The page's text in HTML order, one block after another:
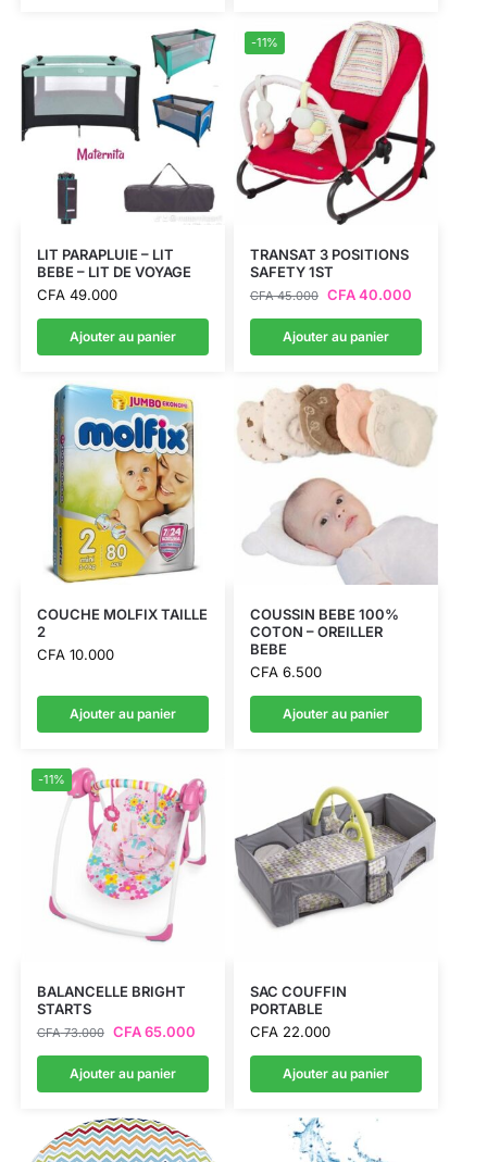
LIT PARAPLUIE – LIT
BEBE – LIT DE VOYAGE
CFA49.000
Ajouter au panier
-11%
TRANSAT 3 POSITIONS
SAFETY 1ST
CFA45.000 CFA40.000
Ajouter au panier
COUCHE MOLFIX TAILLE
2
CFA10.000
Ajouter au panier
COUSSIN BEBE 100%
COTON – OREILLER
BEBE
CFA6.500
Ajouter au panier
-11%
BALANCELLE BRIGHT
STARTS
CFA73.000 CFA65.000
Ajouter au panier
SAC COUFFIN
PORTABLE
CFA22.000
Ajouter au panier